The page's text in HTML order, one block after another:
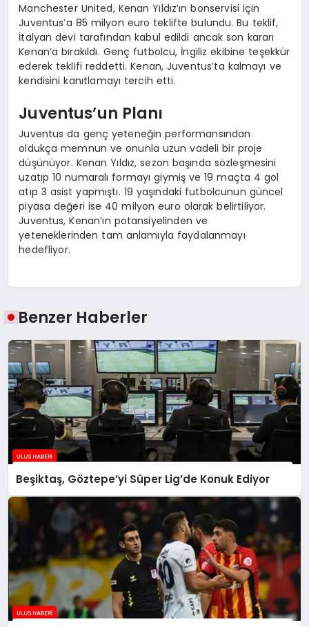
Manchester United, Kenan Yıldız’ın bonservisi için
Juventus’a 85 milyon euro teklifte bulundu. Bu teklif,
İtalyan devi tarafından kabul edildi ancak son kararı
Kenan’a bırakıldı. Genç futbolcu, İngiliz ekibine teşekkür
ederek teklifi reddetti. Kenan, Juventus’ta kalmayı ve
kendisini kanıtlamayı tercih etti.
Juventus’un Planı
Juventus da genç yeteneğin performansından
oldukça memnun ve onunla uzun vadeli bir proje
düşünüyor. Kenan Yıldız, sezon başında sözleşmesini
uzatıp 10 numaralı formayı giymiş ve 19 maçta 4 gol
atıp 3 asist yapmıştı. 19 yaşındaki futbolcunun güncel
piyasa değeri ise 40 milyon euro olarak belirtiliyor.
Juventus, Kenan’ın potansiyelinden ve
yeteneklerinden tam anlamıyla faydalanmayı
hedefliyor.
Benzer Haberler
Beşiktaş, Göztepe’yi Süper Lig’de Konuk Ediyor